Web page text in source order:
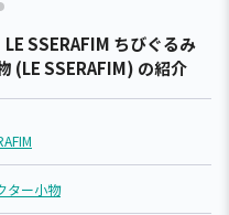
LE SSERAFIM ちびぐるみ
(LE SSERAFIM) の紹介
ター小物